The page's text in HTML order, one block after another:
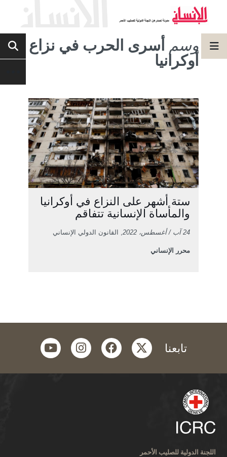
وسم أسرى الحرب في نزاع
أوكرانيا
ستة أشهر على النزاع في أوكرانيا
والمأساة الإنسانية تتفاقم
24 آب / أغسطس، 2022 , القانون الدولي الإنساني
محرر الإنساني
تابعنا twitter
facebook
instagram
youtube
اللجنة الدولية للصليب الأحمر